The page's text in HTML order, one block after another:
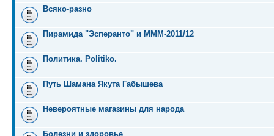
Всяко-разно
Пирамида "Эсперанто" и MMM-2011/12
Политика. Politiko.
Путь Шамана Якута Габышева
Невероятные магазины для народа
Болезни и здоровье